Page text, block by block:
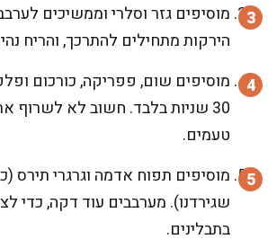
הירקות מתחילים להתרכך, והריח
מוסיפים שום, פפריקה, כורכום
30 שניות בלבד. חשוב לא
טעמים.
מוסיפים תפוח אדמה וגרגרי תירס
שגירדנו). מערבבים עוד דקה, כדי
בתבלינים.